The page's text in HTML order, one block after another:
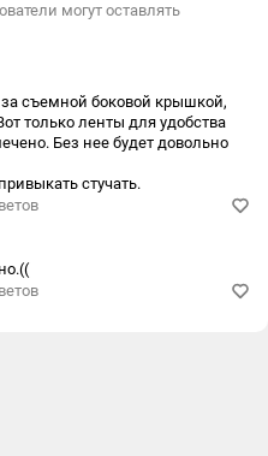
могут оставлять
съемной боковой крышкой,
только ленты для удобства
Без нее будет довольно
стучать.
Ответить